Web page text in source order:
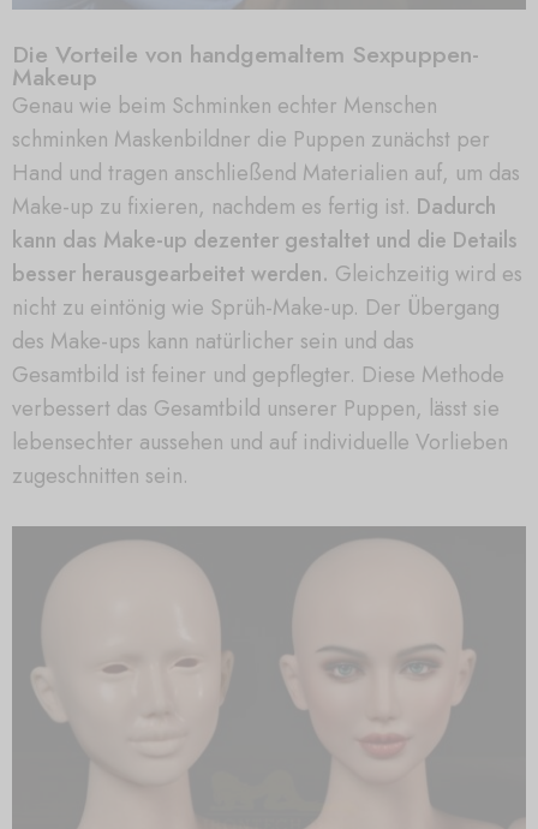
Die Vorteile von handgemaltem Sexpuppen-
Makeup
Genau wie beim Schminken echter Menschen
schminken Maskenbildner die Puppen zunächst per
Hand und tragen anschließend Materialien auf, um das
Make-up zu fixieren, nachdem es fertig ist. Dadurch
kann das Make-up dezenter gestaltet und die Details
besser herausgearbeitet werden. Gleichzeitig wird es
nicht zu eintönig wie Sprüh-Make-up. Der Übergang
des Make-ups kann natürlicher sein und das
Gesamtbild ist feiner und gepflegter. Diese Methode
verbessert das Gesamtbild unserer Puppen, lässt sie
lebensechter aussehen und auf individuelle Vorlieben
zugeschnitten sein.